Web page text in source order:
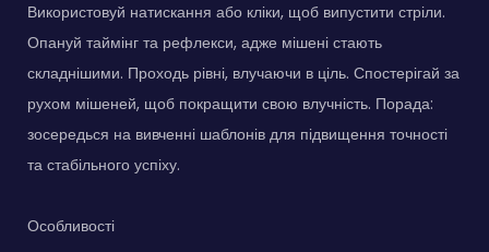
Використовуй натискання або кліки, щоб випустити стріли.
Опануй таймінг та рефлекси, адже мішені стають
складнішими. Проходь рівні, влучаючи в ціль. Спостерігай за
рухом мішеней, щоб покращити свою влучність. Порада:
зосередься на вивченні шаблонів для підвищення точності
та стабільного успіху.
Особливості